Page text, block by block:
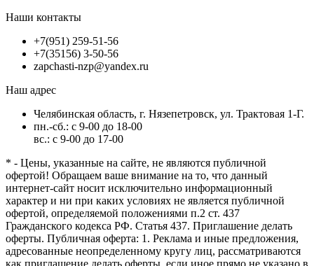
Наши контакты
+7(951) 259-51-56
+7(35156) 3-50-56
zapchasti-nzp@yandex.ru
Наш адрес
Челябинская область, г. Нязепетровск, ул. Трактовая 1-Г.
пн.-сб.: с 9-00 до 18-00
вс.: с 9-00 до 17-00
* - Цены, указанные на сайте, не являются публичной
офертой! Обращаем ваше внимание на то, что данный
интернет-сайт носит исключительно информационный
характер и ни при каких условиях не является публичной
офертой, определяемой положениями п.2 ст. 437
Гражданского кодекса РФ. Статья 437. Приглашение делать
оферты. Публичная оферта: 1. Реклама и иные предложения,
адресованные неопределенному кругу лиц, рассматриваются
как приглашение делать оферты, если иное прямо не указано в